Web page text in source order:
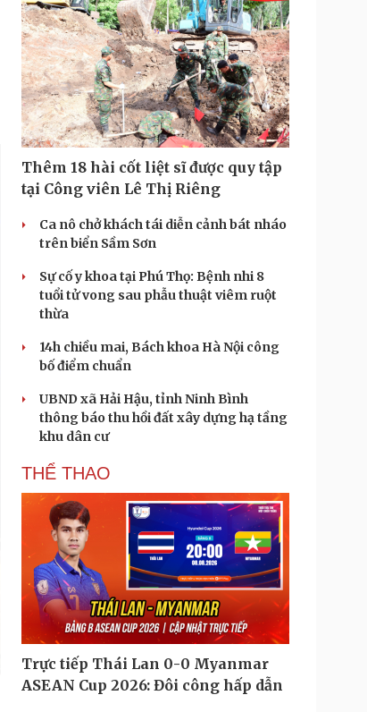
Thêm 18 hài cốt liệt sĩ được quy tập
tại Công viên Lê Thị Riêng
Ca nô chở khách tái diễn cảnh bát nháo
trên biển Sầm Sơn
Sự cố y khoa tại Phú Thọ: Bệnh nhi 8
tuổi tử vong sau phẫu thuật viêm ruột
thừa
14h chiều mai, Bách khoa Hà Nội công
bố điểm chuẩn
UBND xã Hải Hậu, tỉnh Ninh Bình
thông báo thu hồi đất xây dựng hạ tầng
khu dân cư
THỂ THAO
Trực tiếp Thái Lan 0-0 Myanmar
ASEAN Cup 2026: Đôi công hấp dẫn